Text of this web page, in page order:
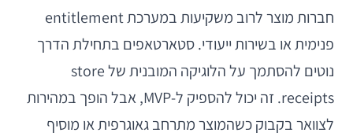
חברות מוצר לרוב משקיעות במערכת entitlement
פנימית או בשירות ייעודי. סטארטאפים בתחילת הדרך
נוטים להסתמך על הלוגיקה המובנית של store
receipts. זה יכול להספיק ל-MVP, אבל הופך במהירות
לצוואר בקבוק כשהמוצר מתרחב גאוגרפית או מוסיף